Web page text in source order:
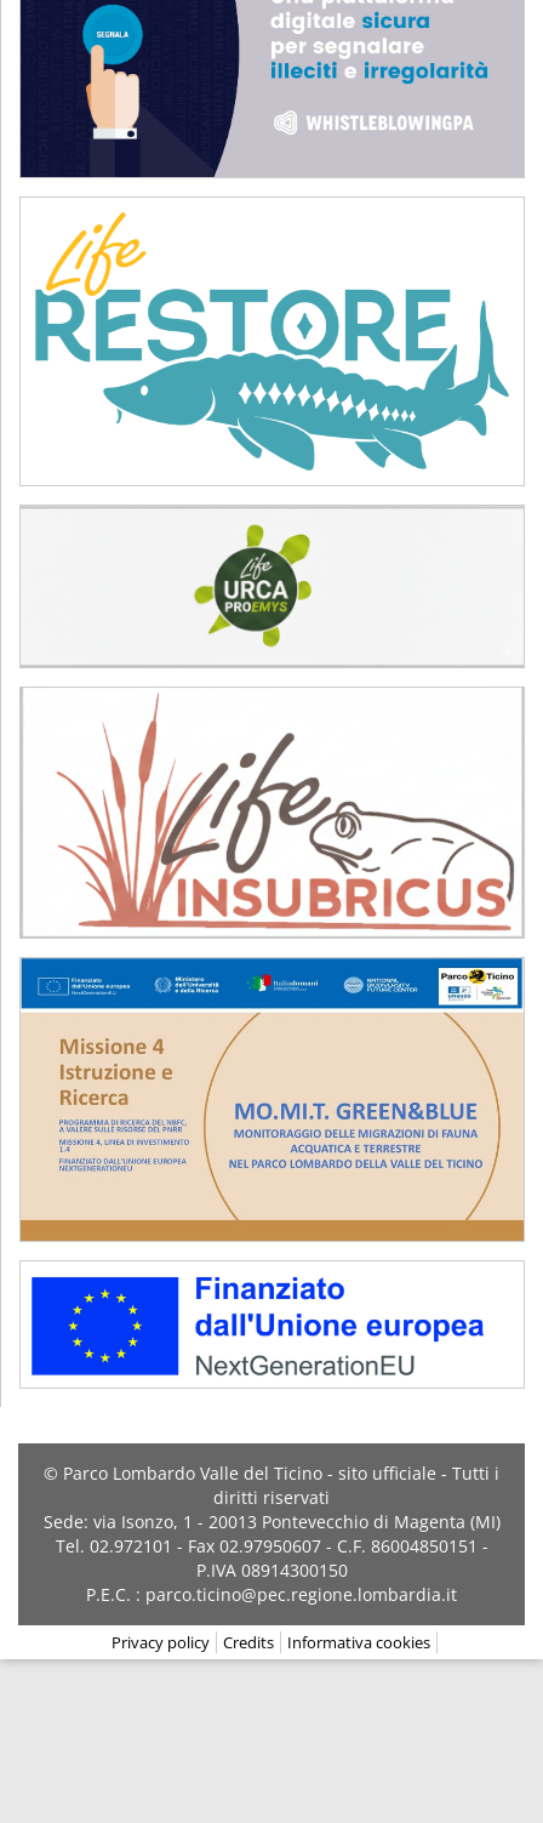
© Parco Lombardo Valle del Ticino - sito ufficiale - Tutti i
diritti riservati
Sede: via Isonzo, 1 - 20013 Pontevecchio di Magenta (MI)
Tel. 02.972101 - Fax 02.97950607 - C.F. 86004850151 -
P.IVA 08914300150
P.E.C. : parco.ticino@pec.regione.lombardia.it
Privacy policy Credits Informativa cookies